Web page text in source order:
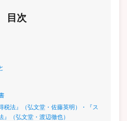
目次
税法』（弘文堂・佐藤英明）・『ス
』（弘文堂・渡辺徹也）